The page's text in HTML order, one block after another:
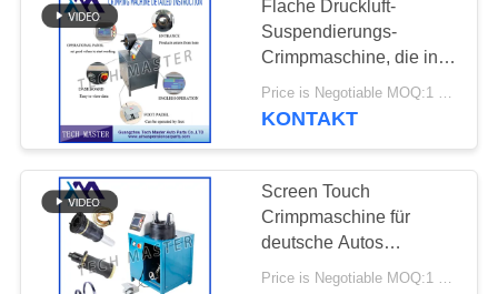
FORDERN
SIE EIN
ANGEBOT
AN
SEITENVERZEICHNIS
PRIVATSPHÄRE
Teile
BMW-Luft-
Suspendierungs-
Teile
334
Flache Druckluft-
Suspendierungs-
Crimpmaschine, die in
der Luft-
Suspendierungs-
KONTAKT
Screen Touch
Crimpmaschine für
deutsche Autos
Crimpmaschine mit
Price is Negotiable MOQ:1 Satz